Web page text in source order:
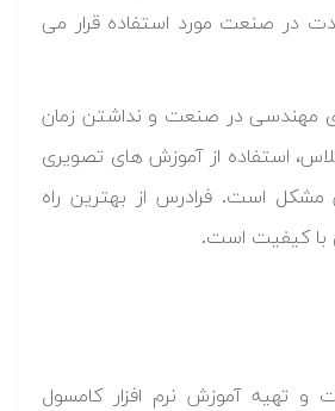
در صنعت مورد استفاده قرار می
مهندسی در صنعت و نداشتن زمان
استفاده از آموزش های تصویری
مشکل است. فرادرس از بهترین راه
با کیفیت است.
و تهیه آموزش نرم افزار کامسول